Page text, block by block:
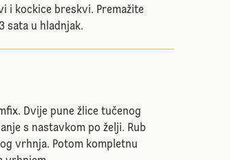
i kockice breskvi. Premažite
sata u hladnjak.
Dvije pune žlice tučenog
s nastavkom po želji. Rub
vrhnja. Potom kompletnu